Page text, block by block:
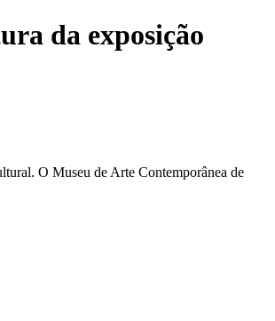
da exposição
O Museu de Arte Contemporânea de